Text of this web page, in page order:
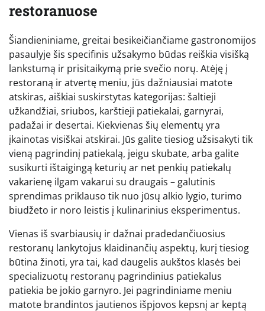
restoranuose
Šiandieniniame, greitai besikeičiančiame gastronomijos
pasaulyje šis specifinis užsakymo būdas reiškia visišką
lankstumą ir prisitaikymą prie svečio norų. Atėję į
restoraną ir atvertę meniu, jūs dažniausiai matote
atskiras, aiškiai suskirstytas kategorijas: šaltieji
užkandžiai, sriubos, karštieji patiekalai, garnyrai,
padažai ir desertai. Kiekvienas šių elementų yra
įkainotas visiškai atskirai. Jūs galite tiesiog užsisakyti tik
vieną pagrindinį patiekalą, jeigu skubate, arba galite
susikurti ištaigingą keturių ar net penkių patiekalų
vakarienę ilgam vakarui su draugais – galutinis
sprendimas priklauso tik nuo jūsų alkio lygio, turimo
biudžeto ir noro leistis į kulinarinius eksperimentus.
Vienas iš svarbiausių ir dažnai pradedančiuosius
restoranų lankytojus klaidinančių aspektų, kurį tiesiog
būtina žinoti, yra tai, kad daugelis aukštos klasės bei
specializuotų restoranų pagrindinius patiekalus
patiekia be jokio garnyro. Jei pagrindiniame meniu
matote brandintos jautienos išpjovos kepsnį ar keptą